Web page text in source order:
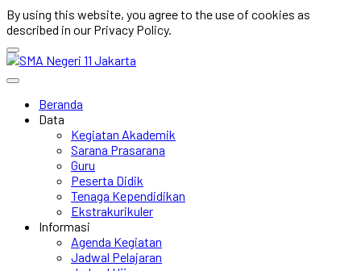
By using this website, you agree to the use of cookies as
described in our Privacy Policy.
Beranda
Data
Kegiatan Akademik
Sarana Prasarana
Guru
Peserta Didik
Tenaga Kependidikan
Ekstrakurikuler
Informasi
Agenda Kegiatan
Jadwal Pelajaran